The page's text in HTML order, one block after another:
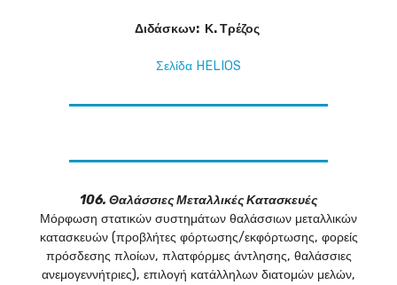
Διδάσκων: Κ. Τρέζος
Σελίδα HELIOS
106. Θαλάσσιες Μεταλλικές Κατασκευές
Μόρφωση στατικών συστημάτων θαλάσσιων μεταλλικών
κατασκευών (προβλήτες φόρτωσης/εκφόρτωσης, φορείς
πρόσδεσης πλοίων, πλατφόρμες άντλησης, θαλάσσιες
ανεμογεννήτριες), επιλογή κατάλληλων διατομών μελών,